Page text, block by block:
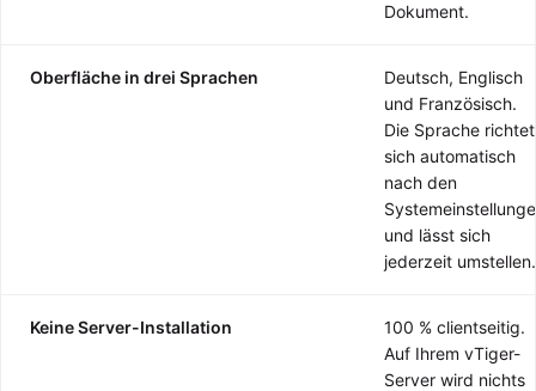
Dokument.
Oberfläche in drei Sprachen
Deutsch, Englisch
und Französisch.
Die Sprache richtet
sich automatisch
nach den
und lässt sich
jederzeit umstellen.
Keine Server-Installation
100 % clientseitig.
Auf Ihrem vTiger-
Server wird nichts